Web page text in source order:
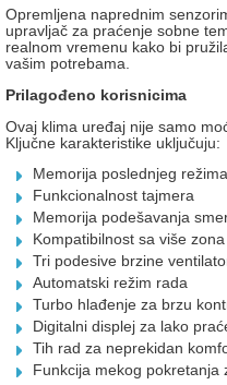
Opremljena naprednim
upravljač za praćenje sobne
realnom vremenu kako bi
vašim potrebama.
Prilagođeno korisnicima
Ovaj klima uređaj nije samo
Ključne karakteristike uključuju:
Memorija poslednjeg
Funkcionalnost tajmera
Memorija podešavanja
Kompatibilnost sa više zona
Tri podesive brzine
Automatski režim rada
Turbo hlađenje za brzu
Digitalni displej za lako
Tih rad za neprekidan
Funkcija mekog